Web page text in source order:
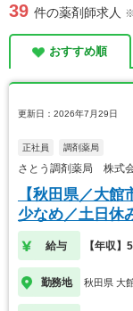
39 件の薬剤師求人
おすすめ順
更新日：2026年7月29日
正社員 調剤薬局
さとう調剤薬局 株式
【秋田県／大
少なめ／土日休
給与 【年収
勤務地 秋田県 大